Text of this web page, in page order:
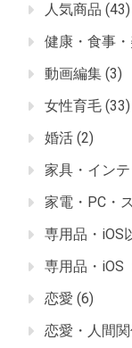
人気商品 (43)
健康・食事
動画編集 (3)
女性育毛 (33)
婚活 (2)
家具・イン
家電・PC・
専用品・iOS
専用品・iOS
恋愛 (6)
恋愛・人間